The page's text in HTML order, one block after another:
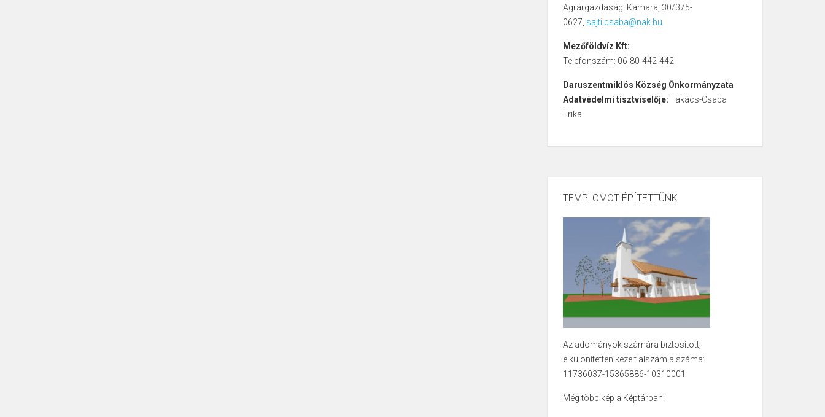
Agrárgazdasági Kamara, 30/375-
0627, sajti.csaba@nak.hu
Mezőföldvíz Kft:
Telefonszám: 06-80-442-442
Daruszentmiklós Község Önkormányzata
Adatvédelmi tisztviselője: Takács-Csaba
Erika
TEMPLOMOT ÉPÍTETTÜNK
Az adományok számára biztosított,
elkülönítetten kezelt alszámla száma:
11736037-15365886-10310001
Még több kép a Képtárban!